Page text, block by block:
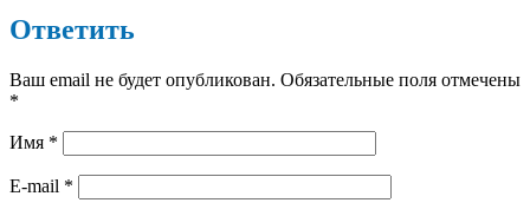
Ответить
Ваш email не будет опубликован. Обязательные поля отмечены
*
Имя *
E-mail *